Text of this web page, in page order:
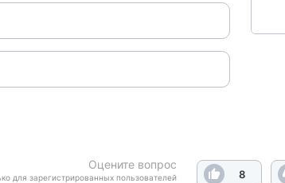
Оцените вопрос
для зарегистрированных пользователей 8